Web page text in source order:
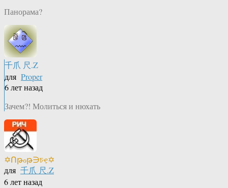
Панорама?
千爪 尺.Z
для Proper
6 лет назад
Зачем?! Молиться и нюхать
✡Ոթℴթ∋চҿ✡
для 千爪 尺.Z
6 лет назад